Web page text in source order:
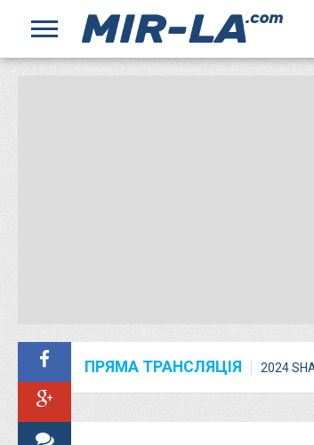
ПРЯМА ТРАНСЛЯЦІЯ 2024